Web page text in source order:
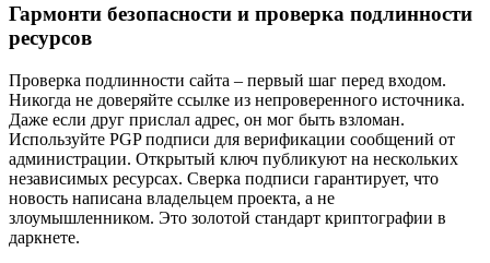
Гармонти безопасности и проверка подлинности
ресурсов
Проверка подлинности сайта – первый шаг перед входом.
Никогда не доверяйте ссылке из непроверенного источника.
Даже если друг прислал адрес, он мог быть взломан.
Используйте PGP подписи для верификации сообщений от
администрации. Открытый ключ публикуют на нескольких
независимых ресурсах. Сверка подписи гарантирует, что
новость написана владельцем проекта, а не
злоумышленником. Это золотой стандарт криптографии в
даркнете.